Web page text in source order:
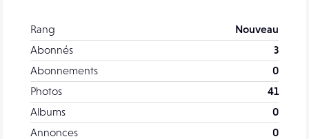
Rang
Nouveau
Abonnés
3
Abonnements
0
Photos
41
Albums
0
Annonces
0